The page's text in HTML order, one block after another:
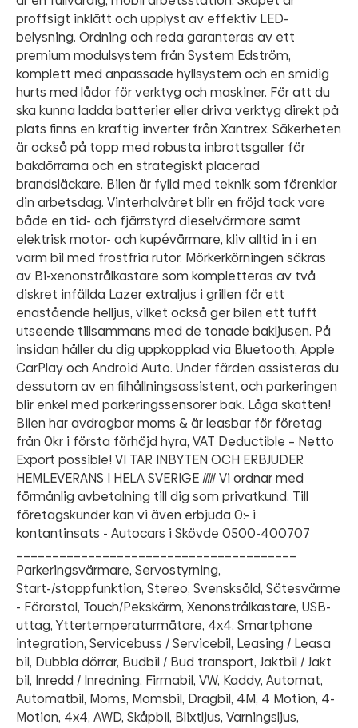
proffsigt inklätt och upplyst av effektiv LED-
belysning. Ordning och reda garanteras av ett
premium modulsystem från System Edström,
komplett med anpassade hyllsystem och en smidig
hurts med lådor för verktyg och maskiner. För att du
ska kunna ladda batterier eller driva verktyg direkt på
plats finns en kraftig inverter från Xantrex. Säkerheten
är också på topp med robusta inbrottsgaller för
bakdörrarna och en strategiskt placerad
brandsläckare. Bilen är fylld med teknik som förenklar
din arbetsdag. Vinterhalvåret blir en fröjd tack vare
både en tid- och fjärrstyrd dieselvärmare samt
elektrisk motor- och kupévärmare, kliv alltid in i en
varm bil med frostfria rutor. Mörkerkörningen säkras
av Bi-xenonstrålkastare som kompletteras av två
diskret infällda Lazer extraljus i grillen för ett
enastående helljus, vilket också ger bilen ett tufft
utseende tillsammans med de tonade bakljusen. På
insidan håller du dig uppkopplad via Bluetooth, Apple
CarPlay och Android Auto. Under färden assisteras du
dessutom av en filhållningsassistent, och parkeringen
blir enkel med parkeringssensorer bak. Låga skatten!
Bilen har avdragbar moms & är leasbar för företag
från 0kr i första förhöjd hyra, VAT Deductible – Netto
Export possible! VI TAR INBYTEN OCH ERBJUDER
HEMLEVERANS I HELA SVERIGE ///// Vi ordnar med
förmånlig avbetalning till dig som privatkund. Till
företagskunder kan vi även erbjuda 0:- i
kontantinsats - Autocars i Skövde 0500-400707
_______________________________________
Parkeringsvärmare, Servostyrning,
Start-/stoppfunktion, Stereo, Svensksåld, Sätesvärme
- Förarstol, Touch/Pekskärm, Xenonstrålkastare, USB-
uttag, Yttertemperaturmätare, 4x4, Smartphone
integration, Servicebuss / Servicebil, Leasing / Leasa
bil, Dubbla dörrar, Budbil / Bud transport, Jaktbil / Jakt
bil, Inredd / Inredning, Firmabil, VW, Kaddy, Automat,
Automatbil, Moms, Momsbil, Dragbil, 4M, 4 Motion, 4-
Motion, 4x4, AWD, Skåpbil, Blixtljus, Varningsljus,